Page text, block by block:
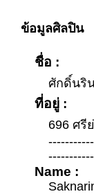
ข้อมูลศิลปิน
ชื่อ :
ศักดิ์นริ
ที่อยู่ :
696 ศรี
Name :